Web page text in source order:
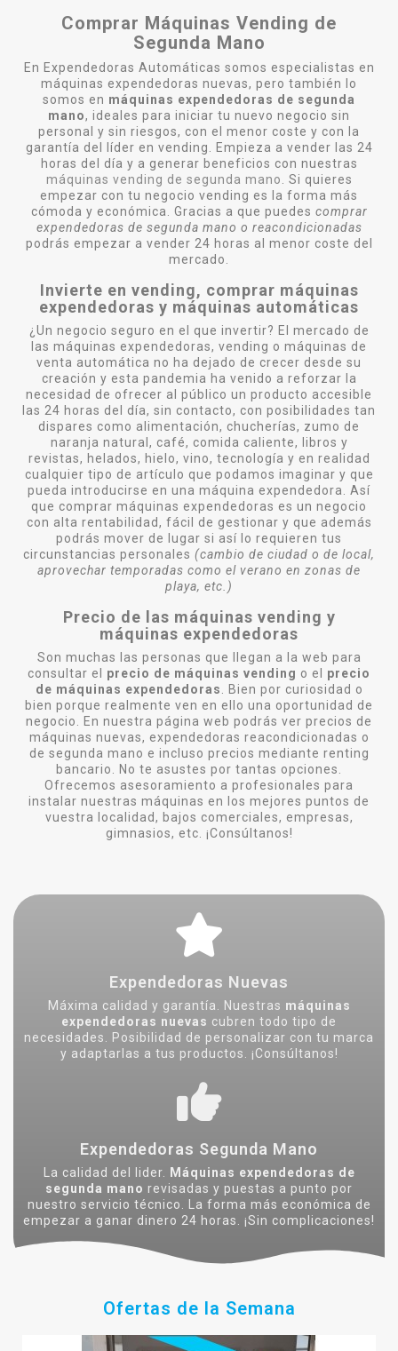
Comprar Máquinas Vending de
Segunda Mano
En Expendedoras Automáticas somos especialistas en
máquinas expendedoras nuevas, pero también lo
somos en máquinas expendedoras de segunda
mano, ideales para iniciar tu nuevo negocio sin
personal y sin riesgos, con el menor coste y con la
garantía del líder en vending. Empieza a vender las 24
horas del día y a generar beneficios con nuestras
máquinas vending de segunda mano. Si quieres
empezar con tu negocio vending es la forma más
cómoda y económica. Gracias a que puedes comprar
expendedoras de segunda mano o reacondicionadas
podrás empezar a vender 24 horas al menor coste del
mercado.
Invierte en vending, comprar máquinas
expendedoras y máquinas automáticas
¿Un negocio seguro en el que invertir? El mercado de
las máquinas expendedoras, vending o máquinas de
venta automática no ha dejado de crecer desde su
creación y esta pandemia ha venido a reforzar la
necesidad de ofrecer al público un producto accesible
las 24 horas del día, sin contacto, con posibilidades tan
dispares como alimentación, chucherías, zumo de
naranja natural, café, comida caliente, libros y
revistas, helados, hielo, vino, tecnología y en realidad
cualquier tipo de artículo que podamos imaginar y que
pueda introducirse en una máquina expendedora. Así
que comprar máquinas expendedoras es un negocio
con alta rentabilidad, fácil de gestionar y que además
podrás mover de lugar si así lo requieren tus
circunstancias personales (cambio de ciudad o de local,
aprovechar temporadas como el verano en zonas de
playa, etc.)
Precio de las máquinas vending y
máquinas expendedoras
Son muchas las personas que llegan a la web para
consultar el precio de máquinas vending o el precio
de máquinas expendedoras. Bien por curiosidad o
bien porque realmente ven en ello una oportunidad de
negocio. En nuestra página web podrás ver precios de
máquinas nuevas, expendedoras reacondicionadas o
de segunda mano e incluso precios mediante renting
bancario. No te asustes por tantas opciones.
Ofrecemos asesoramiento a profesionales para
instalar nuestras máquinas en los mejores puntos de
vuestra localidad, bajos comerciales, empresas,
gimnasios, etc. ¡Consúltanos!
Expendedoras Nuevas
Máxima calidad y garantía. Nuestras máquinas
expendedoras nuevas cubren todo tipo de
necesidades. Posibilidad de personalizar con tu marca
y adaptarlas a tus productos. ¡Consúltanos!
Expendedoras Segunda Mano
La calidad del lider. Máquinas expendedoras de
segunda mano revisadas y puestas a punto por
nuestro servicio técnico. La forma más económica de
empezar a ganar dinero 24 horas. ¡Sin complicaciones!
Ofertas de la Semana